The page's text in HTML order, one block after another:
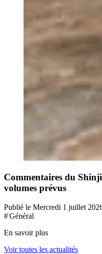
Commentaires du
volumes prévus
Publié le Mercredi 1 juillet
# Général
En savoir plus
Voir toutes les actualités